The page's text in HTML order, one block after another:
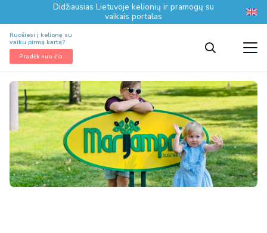
Didžiausias Lietuvoje kelionių ir pramogų su
vaikais portalas
Ruošiesi į kelionę su
vaiku pirmą kartą?
Pradėk nuo čia